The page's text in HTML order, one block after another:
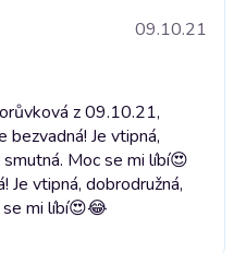
09.10.21
z 09.10.21,
bezvadná! Je vtipná,
Moc se mi líbí😍
Je vtipná, dobrodružná,
mi líbí😍😂